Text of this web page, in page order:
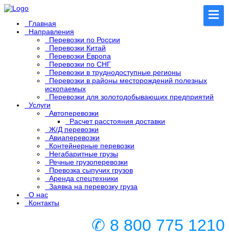
Главная
Направления
Перевозки по России
Перевозки Китай
Перевозки Европа
Перевозки по СНГ
Перевозки в труднодоступные регионы
Перевозки в районы месторождений полезных
ископаемых
Перевозки для золотодобывающих предприятий
Услуги
Автоперевозки
Расчет расстояния доставки
Ж/Д перевозки
Авиаперевозки
Контейнерные перевозки
Негабаритные грузы
Речные грузоперевозки
Превозка сыпучих грузов
Аренда спецтехники
Заявка на перевозку груза
О нас
Контакты
✆ 8 800 775 1210